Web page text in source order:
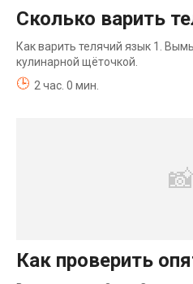
Сколько варить
Как варить телячий язык 1.
кулинарной щёточкой.
2 час. 0 мин.
Как проверить